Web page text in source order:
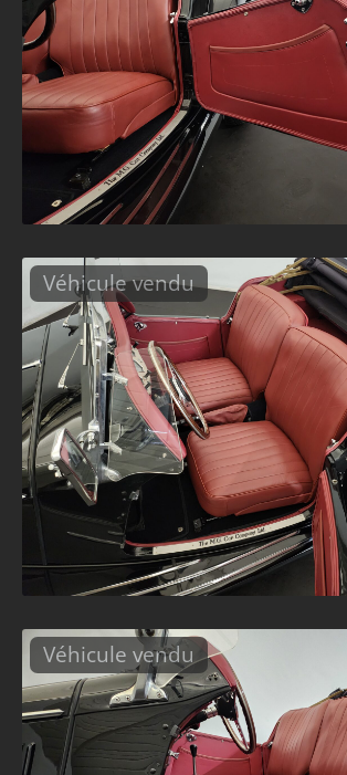
Véhicule vendu
Véhicule vendu